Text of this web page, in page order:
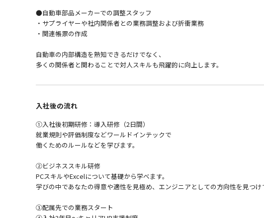
●自動車部品メーカーでの調整スタッフ
・サプライヤーや社内関係者との業務調整および折衝業務
・関連帳票の作成
自動車の内部構造を熟知できるだけでなく、
多くの関係者と関わることで対人スキルも飛躍的に向上します。
入社後の流れ
①入社後初期研修：導入研修（2日間）
就業規則や評価制度などワールドインテックで
働くためのルールなどを学びます。
②ビジネススキル研修
PCスキルやExcelについて基礎から学べます。
学びの中であなたの得意や適性を見極め、エンジニアとしての方向性を見つけ
③配属先での業務スタート